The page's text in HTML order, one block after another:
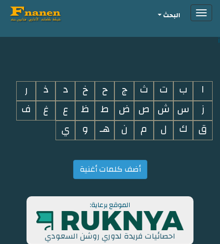
i
Toggleالبحث
ا ب ت ث ج ح خ د ذ
ر
ز
س ش ص ض ط ظ ع غ
ف
ق
ك ل م ن هـ و ي
أضف كلمات أغنية
الموقع برعاية:
احصائيات فريدة لدوري روشن السعودي